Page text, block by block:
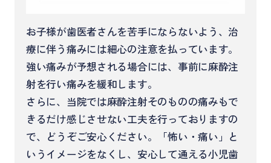
お子様が歯医者さんを苦手にならないよう、治
療に伴う痛みには細心の注意を払っています。
強い痛みが予想される場合には、事前に麻酔注
射を行い痛みを緩和します。
さらに、当院では麻酔注射そのものの痛みもで
きるだけ感じさせない工夫を行っておりますの
で、どうぞご安心ください。「怖い・痛い」と
いうイメージをなくし、安心して通える小児歯